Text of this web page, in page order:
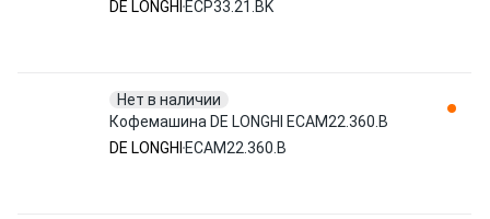
DE LONGHI ECP33.21.BK
Нет в наличии
Кофемашина DE LONGHI ECAM22.360.B
DE LONGHI ECAM22.360.B